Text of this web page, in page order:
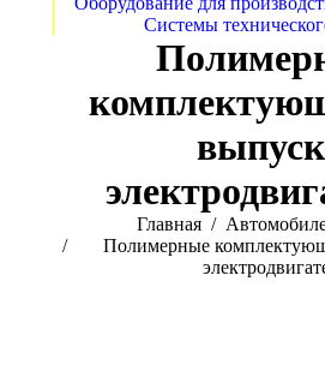
Системы
Главная
Полимерные